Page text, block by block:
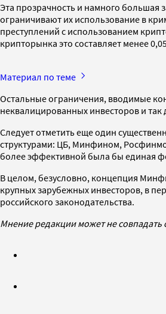
Эта прозрачность и намного
ограничивают их использование в
преступлений с использованием
крипторынка это составляет менее
Материал по теме
Остальные ограничения, вводимые
неквалицированных инвесторов и
Следует отметить еще один
структурами: ЦБ, Минфином,
более эффективной была бы единая
В целом, безусловно, концепция
крупных зарубежных инвесторов, в
российского законодательства.
Мнение редакции может не совпадать